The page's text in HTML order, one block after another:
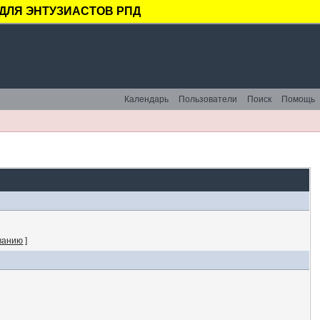
ЭНТУЗИАСТОВ РПД
Помощь
Поиск
Пользователи
Календарь
]